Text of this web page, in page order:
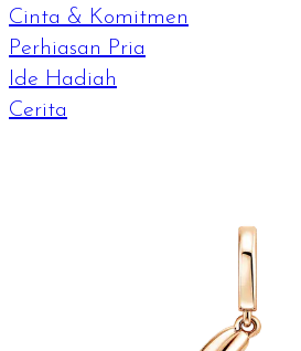
Cinta & Komitmen
Perhiasan Pria
Ide Hadiah
Cerita